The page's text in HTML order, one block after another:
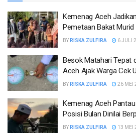
Kemenag Aceh
Pemetaan Bakat Murid
BY RISKA ZULFIRA 6 JULI
Besok Matahari Tepat
Aceh Ajak Warga Cek
BY RISKA ZULFIRA 26 MEI
Kemenag Aceh
Posisi Bulan Dinilai
BY RISKA ZULFIRA 13 MEI